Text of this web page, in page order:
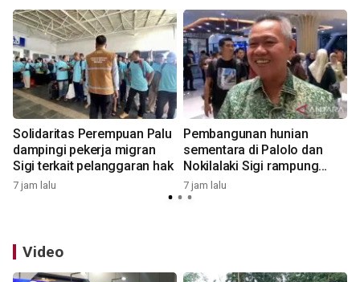
Solidaritas Perempuan Palu
dampingi pekerja migran
Sigi terkait pelanggaran hak
7 jam lalu
Pembangunan hunian
sementara di Palolo dan
Nokilalaki Sigi rampung
September
7 jam lalu
Video